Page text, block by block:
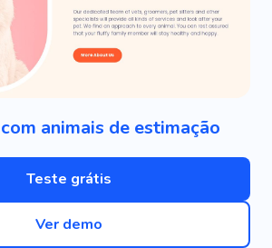
animais de estimação
Teste grátis
Ver demo